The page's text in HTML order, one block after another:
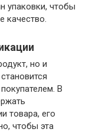
упаковки, чтобы
качество.
но и
В
товара, его
чтобы эта